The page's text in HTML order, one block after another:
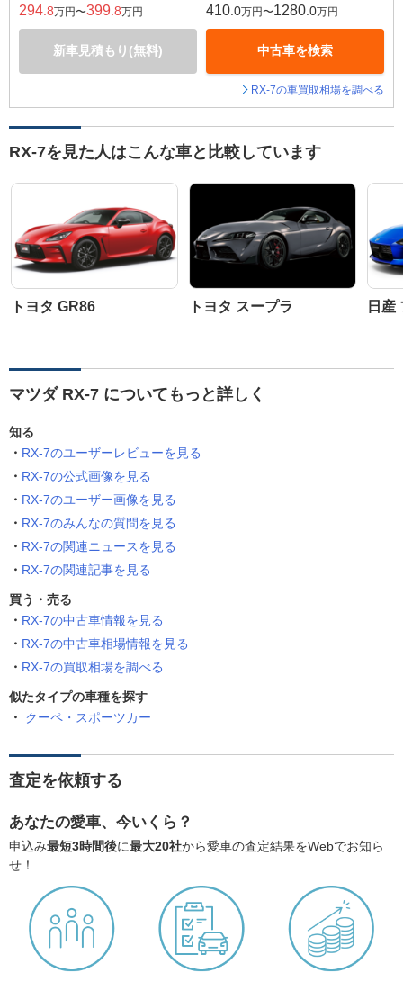
294 .8万円〜399 .8万円
新車見積もり(無料)
410 .0万円〜1280 .0万円
中古車を検索
RX-7の車買取相場を調べる
RX-7を見た人はこんな車と比較しています
トヨタ GR86 トヨタ スープラ 日産
マツダ RX-7 についてもっと詳しく
知る
RX-7のユーザーレビューを見る
RX-7の公式画像を見る
RX-7のユーザー画像を見る
RX-7のみんなの質問を見る
RX-7の関連ニュースを見る
RX-7の関連記事を見る
買う・売る
RX-7の中古車情報を見る
RX-7の中古車相場情報を見る
RX-7の買取相場を調べる
似たタイプの車種を探す
クーペ・スポーツカー
査定を依頼する
あなたの愛車、今いくら？
申込み最短3時間後に最大20社から愛車の査定結果をWebでお知ら
せ！